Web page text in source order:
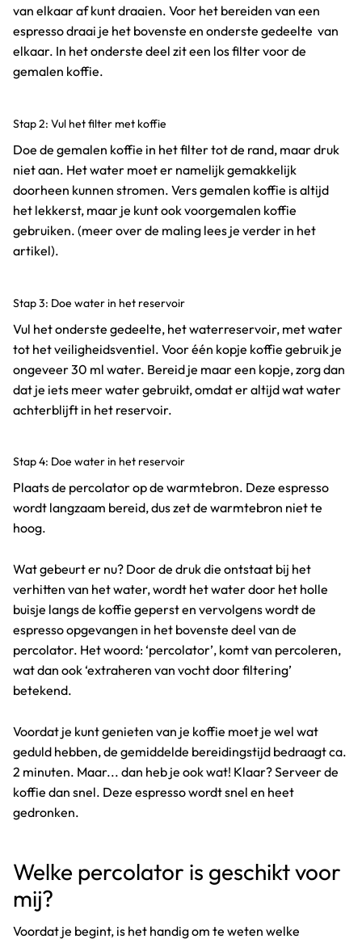
van elkaar af kunt draaien. Voor het bereiden van een
espresso draai je het bovenste en onderste gedeelte van
elkaar. In het onderste deel zit een los filter voor de
gemalen koffie.
Stap 2: Vul het filter met koffie
Doe de gemalen koffie in het filter tot de rand, maar druk
niet aan. Het water moet er namelijk gemakkelijk
doorheen kunnen stromen. Vers gemalen koffie is altijd
het lekkerst, maar je kunt ook voorgemalen koffie
gebruiken. (meer over de maling lees je verder in het
artikel).
Stap 3: Doe water in het reservoir
Vul het onderste gedeelte, het waterreservoir, met water
tot het veiligheidsventiel. Voor één kopje koffie gebruik je
ongeveer 30 ml water. Bereid je maar een kopje, zorg dan
dat je iets meer water gebruikt, omdat er altijd wat water
achterblijft in het reservoir.
Stap 4: Doe water in het reservoir
Plaats de percolator op de warmtebron. Deze espresso
wordt langzaam bereid, dus zet de warmtebron niet te
hoog.
Wat gebeurt er nu? Door de druk die ontstaat bij het
verhitten van het water, wordt het water door het holle
buisje langs de koffie geperst en vervolgens wordt de
espresso opgevangen in het bovenste deel van de
percolator. Het woord: ‘percolator’, komt van percoleren,
wat dan ook ‘extraheren van vocht door filtering’
betekend.
Voordat je kunt genieten van je koffie moet je wel wat
geduld hebben, de gemiddelde bereidingstijd bedraagt ca.
2 minuten. Maar... dan heb je ook wat! Klaar? Serveer de
koffie dan snel. Deze espresso wordt snel en heet
gedronken.
Welke percolator is geschikt voor
mij?
Voordat je begint, is het handig om te weten welke